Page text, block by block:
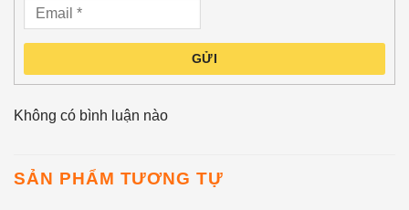
GỬI
Không có bình luận nào
SẢN PHẨM TƯƠNG TỰ